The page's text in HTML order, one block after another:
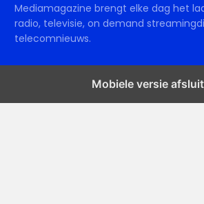
Mediamagazine brengt elke dag het
radio, televisie, on demand
telecomnieuws.
Mobiele versie